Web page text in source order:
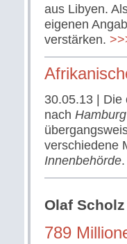
aus Libyen.
eigenen
verstärken.
30.05.13 |
nach Hamburg
verschiedene
Innenbehörde.
Olaf Scholz
789